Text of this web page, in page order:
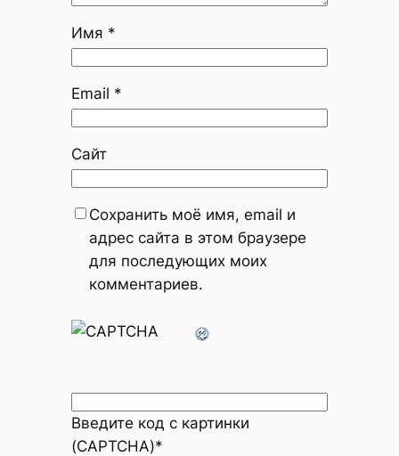
Имя *
Email *
Сайт
Сохранить моё имя, email и
адрес сайта в этом браузере
для последующих моих
комментариев.
Введите код с картинки
(CAPTCHA)*